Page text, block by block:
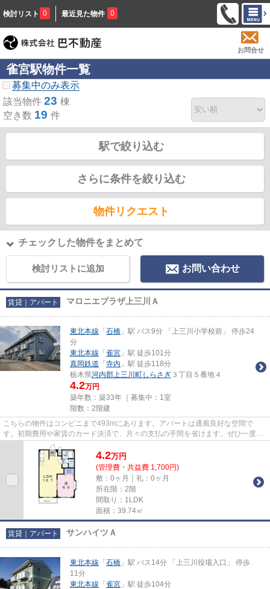
検討リスト 0 最近見た物件 0
お問合せ
雀宮駅物件一覧
募集中のみ表示
該当物件 23 棟
空き数 19 件
駅で絞り込む
さらに条件を絞り込む
物件リクエスト
チェックした物件をまとめて
検討リストに追加 お問い合わせ
賃貸｜アパート マロニエプラザ上三川Ａ
東北本線 「 石橋 」駅 バス9分 「上三川小学校前」 停歩24
分
東北本線 「 雀宮 」駅 徒歩101分
真岡鉄道 「 寺内 」駅 徒歩118分
栃木県河内郡上三川町しらさぎ ３丁目５番地４
4.2万円
築年数：築33年 ｜募集中： 1室
階数：2階建
こちらの物件はコンビニまで493mにあります。アパートは通風良好な空間で
す。初期費用や家賃のカード決済で、月々の支払の手間を省けます。ぜひ一度見
ていただきたい、「マロニエプラ...
4.2万円
(管理費・共益費 1,700円)
敷：0ヶ月｜礼：0ヶ月
所在階：2階
間取り：1LDK
面積：39.74㎡
賃貸｜アパート サンハイツＡ
東北本線 「 石橋 」駅 バス14分 「上三川役場入口」 停歩
11分
東北本線 「 雀宮 」駅 徒歩104分